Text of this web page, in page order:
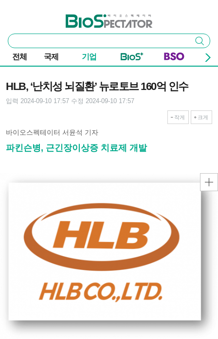
바이오스펙테이터
통
합
검
색
검색
전체 국제 기업
HLB, ‘난치성 뇌질환’ 뉴로토브 160억 인수
입력 2024-09-10 17:57 수정 2024-09-10 17:57
작게 크게
바이오스펙테이터 서윤석 기자
파킨슨병, 근긴장이상증 치료제 개발